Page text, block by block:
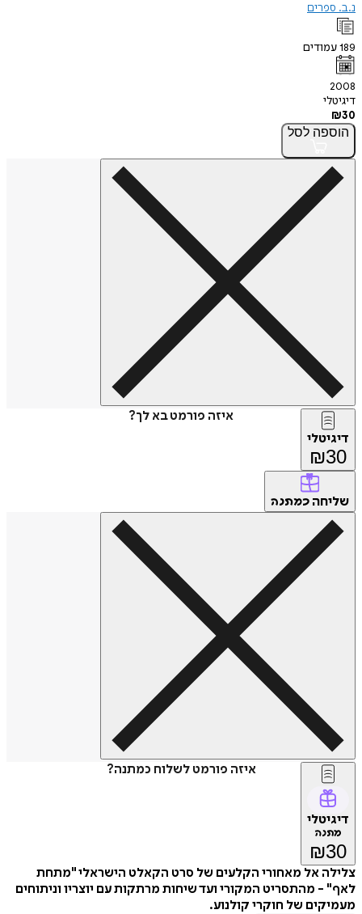
נ.ב. ספרים
189עמודים
2008
דיגיטלי
₪30
הוספה לסל
איזה פורמט בא לך?
דיגיטלי
₪30
שליחה כמתנה
איזה פורמט לשלוח כמתנה?
דיגיטלי
מתנה
₪30
צלילה אל מאחורי הקלעים של סרט הקאלט הישראלי "מתחת
לאף" - מהתסריט המקורי ועד שיחות מרתקות עם יוצריו וניתוחים
מעמיקים של חוקרי קולנוע.